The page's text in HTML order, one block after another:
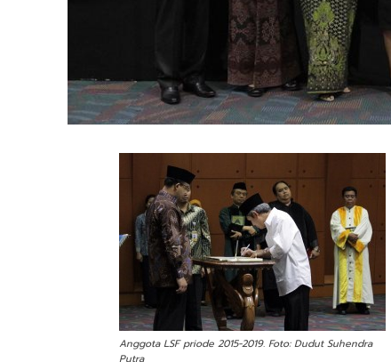
Anggota LSF priode 2015-2019. Foto: Dudut Suhendra
Putra